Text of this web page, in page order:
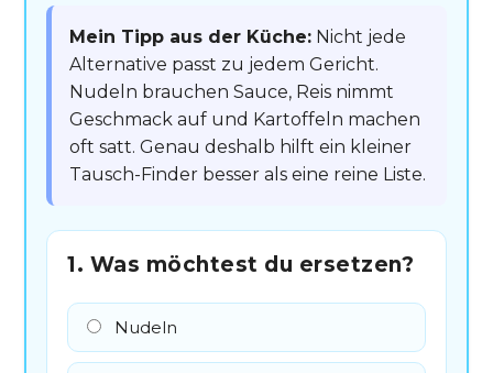
Mein Tipp aus der Küche: Nicht jede
Alternative passt zu jedem Gericht.
Nudeln brauchen Sauce, Reis nimmt
Geschmack auf und Kartoffeln machen
oft satt. Genau deshalb hilft ein kleiner
Tausch-Finder besser als eine reine Liste.
1. Was möchtest du ersetzen?
Nudeln